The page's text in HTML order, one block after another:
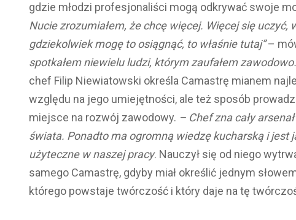
gdzie młodzi profesjonaliści mogą odkrywać swoje
Nucie zrozumiałem, że chcę więcej. Więcej się
gdziekolwiek mogę to osiągnąć, to właśnie tutaj”–
spotkałem niewielu ludzi, którym zaufałem
chef Filip Niewiatowski określa Camastrę mianem
względu na jego umiejętności, ale też sposób
miejsce na rozwój zawodowy. – Chef zna cały
świata. Ponadto ma ogromną wiedzę kucharską i jest
użyteczne w naszej pracy. Nauczył się od niego
samego Camastrę, gdyby miał określić jednym
którego powstaje twórczość i który daje na tę